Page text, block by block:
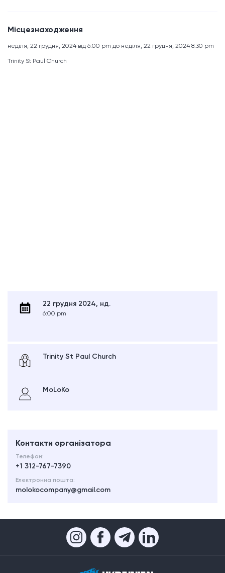
Місцезнаходження
неділя, 22 грудня, 2024 від 6:00 pm до неділя, 22 грудня, 2024 8:30 pm
Trinity St Paul Church
22 грудня 2024, нд.
6:00 pm
Trinity St Paul Church
MoLoKo
Контакти організатора
Телефон:
+1 312-767-7390
Електронна пошта:
molokocompany@gmail.com